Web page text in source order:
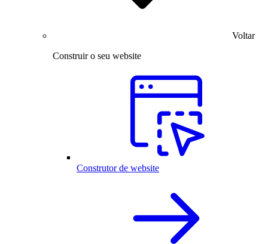
Voltar
Construir o seu website
Construtor de website